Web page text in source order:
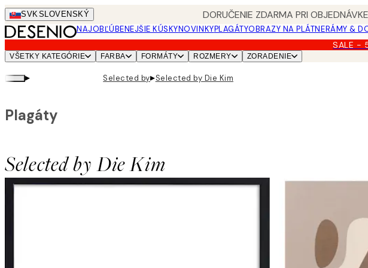
Skip
to
main
content.
SVKSLOVENSKÝ DORUČENIE ZDARMA PRI
NAJOBĽÚBENEJŠIE KÚSKYNOVINKYPLAGÁTYOBRAZY NA PLÁTNERÁMY &
SALE -
VŠETKY KATEGÓRIE FARBA FORMÁTY ROZMERY ZORADENIE
▸ Selected by▸Selected by Die Kim
Selected by Die Kim
Plagáty